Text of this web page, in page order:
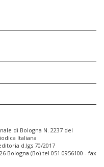
di Bologna N. 2237 del
Italiana
d.lgs 70/2017
Bologna (Bo) tel 051 0956100 - fax